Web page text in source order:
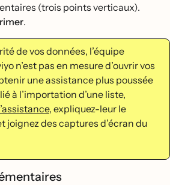
(trois points verticaux).
.
de vos données, l’équipe
n’est pas en mesure d’ouvrir vos
une assistance plus poussée
à l’importation d’une liste,
, expliquez-leur le
joignez des captures d’écran du